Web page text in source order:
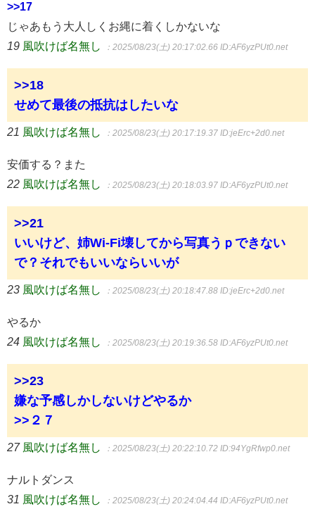
>>17
じゃあもう大人しくお縄に着くしかないな
19 風吹けば名無し ：2025/08/23(土) 20:17:02.66 ID:AF6yzPUt0.net
>>18
せめて最後の抵抗はしたいな
21 風吹けば名無し ：2025/08/23(土) 20:17:19.37 ID:jeErc+2d0.net
安価する？また
22 風吹けば名無し ：2025/08/23(土) 20:18:03.97 ID:AF6yzPUt0.net
>>21
いいけど、姉Wi-Fi壊してから写真うｐできない
で？それでもいいならいいが
23 風吹けば名無し ：2025/08/23(土) 20:18:47.88 ID:jeErc+2d0.net
やるか
24 風吹けば名無し ：2025/08/23(土) 20:19:36.58 ID:AF6yzPUt0.net
>>23
嫌な予感しかしないけどやるか
>>２７
27 風吹けば名無し ：2025/08/23(土) 20:22:10.72 ID:94YgRfwp0.net
ナルトダンス
31 風吹けば名無し ：2025/08/23(土) 20:24:04.44 ID:AF6yzPUt0.net